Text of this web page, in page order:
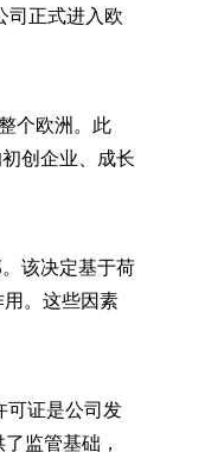
司正式进入欧
个欧洲。此
创企业、成长
该决定基于荷
。这些因素
可证是公司发
监管基础，